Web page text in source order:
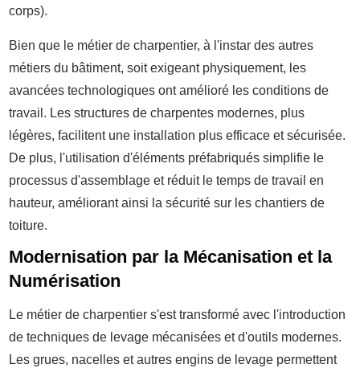
corps).
Bien que le métier de charpentier, à l'instar des autres
métiers du bâtiment, soit exigeant physiquement, les
avancées technologiques ont amélioré les conditions de
travail. Les structures de charpentes modernes, plus
légères, facilitent une installation plus efficace et sécurisée.
De plus, l'utilisation d'éléments préfabriqués simplifie le
processus d'assemblage et réduit le temps de travail en
hauteur, améliorant ainsi la sécurité sur les chantiers de
toiture.
Modernisation par la Mécanisation et la
Numérisation
Le métier de charpentier s'est transformé avec l'introduction
de techniques de levage mécanisées et d'outils modernes.
Les grues, nacelles et autres engins de levage permettent